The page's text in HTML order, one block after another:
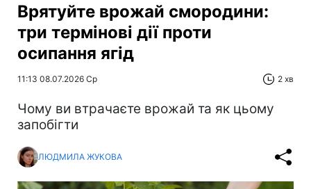
Врятуйте врожай смородини:
три термінові дії проти
осипання ягід
11:13 08.07.2026 Ср 2 хв
Чому ви втрачаєте врожай та як цьому
запобігти
ЛЮДМИЛА ЖУКОВА